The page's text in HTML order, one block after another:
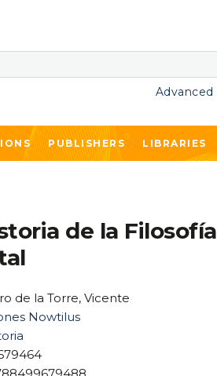
Advanced
PUBLISHERS LIBRARIES
de la Filosofía
de la Torre, Vicente
Nowtilus